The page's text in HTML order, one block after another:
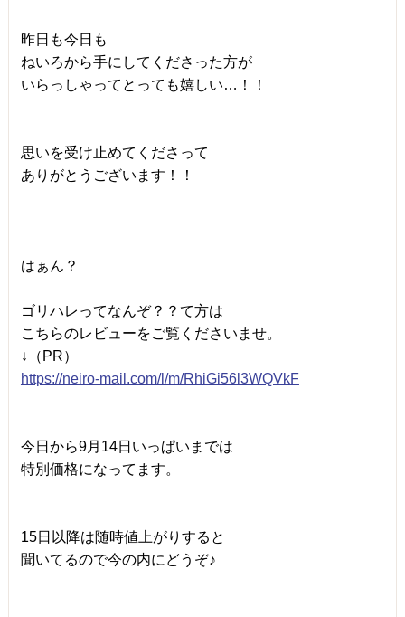
昨日も今日も
ねいろから手にしてくださった方が
いらっしゃってとっても嬉しい…！！
思いを受け止めてくださって
ありがとうございます！！
はぁん？
ゴリハレってなんぞ？？て方は
こちらのレビューをご覧くださいませ。
↓（PR）
https://neiro-mail.com/l/m/RhiGi56l3WQVkF
今日から9月14日いっぱいまでは
特別価格になってます。
15日以降は随時値上がりすると
聞いてるので今の内にどうぞ♪